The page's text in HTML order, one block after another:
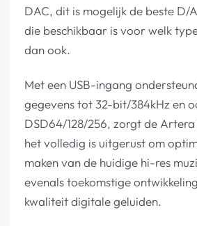
DAC, dit is mogelijk de beste D/
die beschikbaar is voor welk
dan ook.
Met een USB-ingang
gegevens tot 32-bit/384kHz en
DSD64/128/256, zorgt de
het volledig is uitgerust om
maken van de huidige hi-res
evenals toekomstige
kwaliteit digitale geluiden.